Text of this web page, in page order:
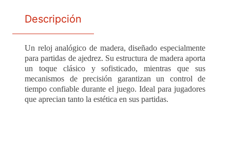
Descripción
Un reloj analógico de madera, diseñado especialmente
para partidas de ajedrez. Su estructura de madera aporta
un toque clásico y sofisticado, mientras que sus
mecanismos de precisión garantizan un control de
tiempo confiable durante el juego. Ideal para jugadores
que aprecian tanto la estética en sus partidas.